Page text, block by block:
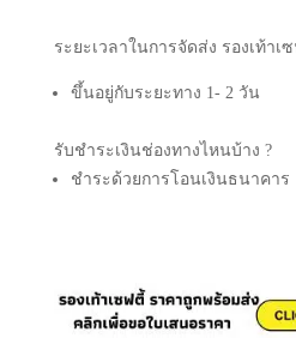
ระยะเวลาในการจัดส่ง รองเท้าเ
ขึ้นอยู่กับระยะทาง 1- 2 วัน
รับชำระเงินช่องทางไหนบ้าง ?
ชำระด้วยการโอนเงินธนาคาร